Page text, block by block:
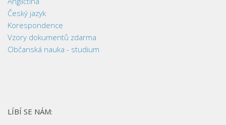
Český jazyk
Korespondence
Vzory dokumentů zdarma
Občanská nauka - studium
LÍBÍ SE NÁM: